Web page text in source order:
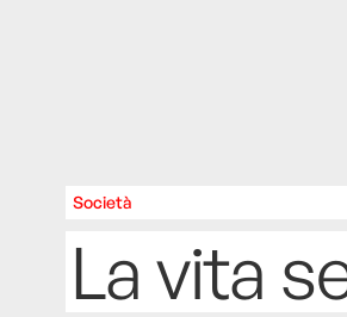
Società
La vita